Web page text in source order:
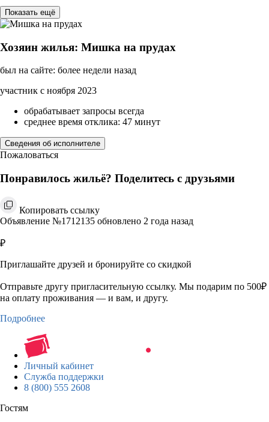
Показать ещё
Хозяин жилья: Мишка на прудах
был на сайте: более недели назад
участник с ноября 2023
обрабатывает запросы всегда
среднее время отклика: 47 минут
Сведения об исполнителе
Пожаловаться
Понравилось жильё? Поделитесь с друзьями
Копировать ссылку
Объявление №1712135 обновлено 2 года назад
₽
Приглашайте друзей и бронируйте со скидкой
Отправьте другу пригласительную ссылку. Мы подарим по 500₽
на оплату проживания — и вам, и другу.
Подробнее
Личный кабинет
Служба поддержки
8 (800) 555 2608
Гостям